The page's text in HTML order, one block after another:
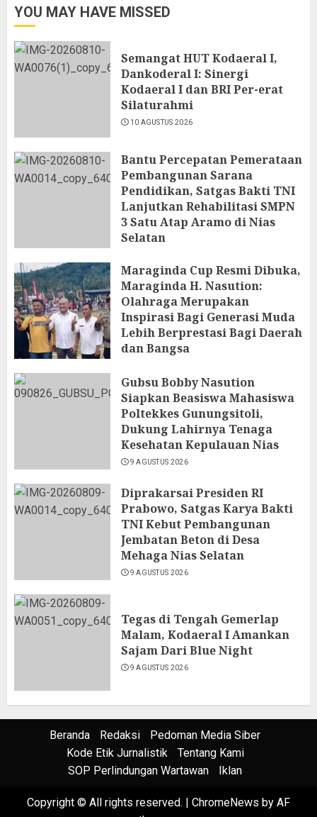
YOU MAY HAVE MISSED
Semangat HUT Kodaeral I,
Dankoderal I: Sinergi
Kodaeral I dan BRI Per-erat
Silaturahmi
10 AGUSTUS 2026
Bantu Percepatan Pemerataan
Pembangunan Sarana
Pendidikan, Satgas Bakti TNI
Lanjutkan Rehabilitasi SMPN
3 Satu Atap Aramo di Nias
Selatan
Maraginda Cup Resmi Dibuka,
Maraginda H. Nasution:
Olahraga Merupakan
Inspirasi Bagi Generasi Muda
Lebih Berprestasi Bagi Daerah
dan Bangsa
Gubsu Bobby Nasution
Siapkan Beasiswa Mahasiswa
Poltekkes Gunungsitoli,
Dukung Lahirnya Tenaga
Kesehatan Kepulauan Nias
9 AGUSTUS 2026
Diprakarsai Presiden RI
Prabowo, Satgas Karya Bakti
TNI Kebut Pembangunan
Jembatan Beton di Desa
Mehaga Nias Selatan
9 AGUSTUS 2026
Tegas di Tengah Gemerlap
Malam, Kodaeral I Amankan
Sajam Dari Blue Night
9 AGUSTUS 2026
Beranda Redaksi
Pedoman Media Siber
Kode Etik Jurnalistik
Tentang Kami
SOP Perlindungan Wartawan
Iklan
Copyright © All rights reserved. | ChromeNews by AF